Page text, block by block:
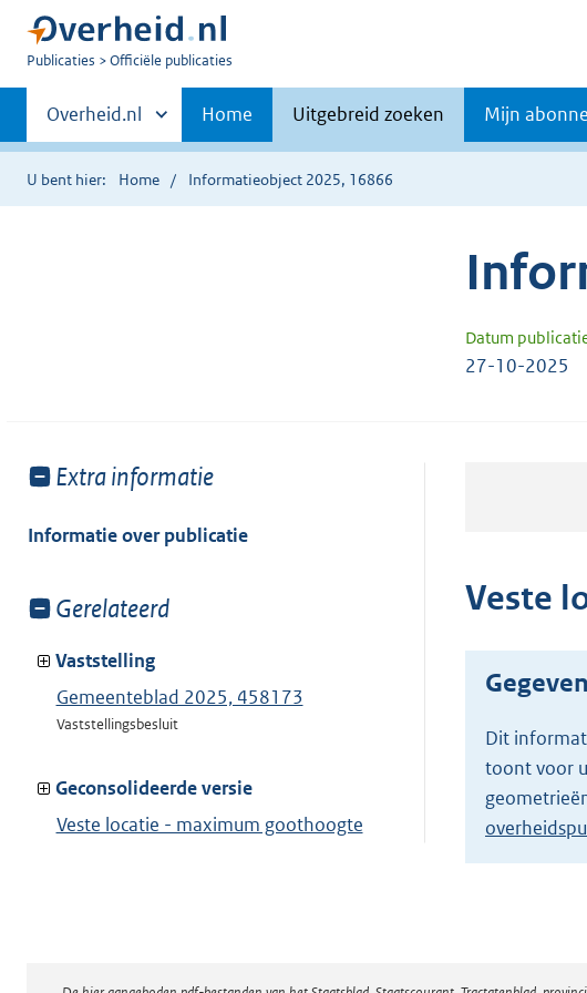
U
Publicaties Officiële publicaties
Primaire
navigatie
Andere
sites
binnen
Overheid.nl Home Uitgebreid zoeken Mijn
U bent hier: Home Informatieobject 2025, 16866
Datum
27-10-2025
Toon
van:
Extra informatie
Informatie over publicatie
Toon
van:
Gerelateerd
Vaststelling
Gemeenteblad 2025, 458173
Vaststellingsbesluit
Geconsolideerde versie
Veste locatie - maximum goothoogte
Veste
Dit
toont voor